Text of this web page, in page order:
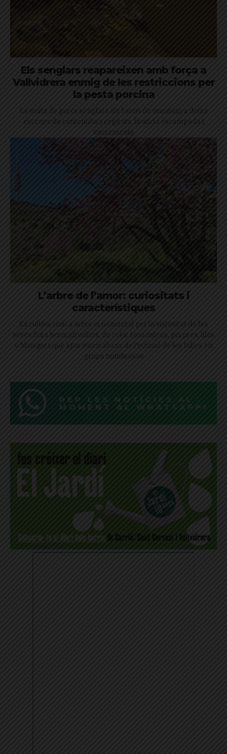
Els senglars reapareixen amb força a
Vallvidrera enmig de les restriccions per
la pesta porcina
La visita de porcs senglars als barris de muntanya deixa
escenes de contenidors regirats, brutícia escampada i
excrements
L’arbre de l’amor: curiositats i
característiques
Es cultiva com a arbre ornamental per la vistositat de les
seves flors hermafrodites, de color rosa intens, porpres, liles
o blanques que apareixen abans de l’eclosió de les fulles en
grups nombrosos
REP LES NOTÍCIES AL
MOMENT AL WHATSAPP!